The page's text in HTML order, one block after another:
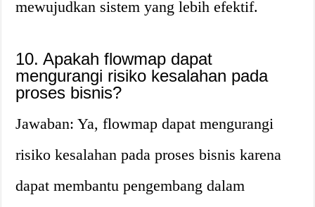
mewujudkan sistem yang lebih efektif.
10. Apakah flowmap dapat
mengurangi risiko kesalahan pada
proses bisnis?
Jawaban: Ya, flowmap dapat mengurangi
risiko kesalahan pada proses bisnis karena
dapat membantu pengembang dalam